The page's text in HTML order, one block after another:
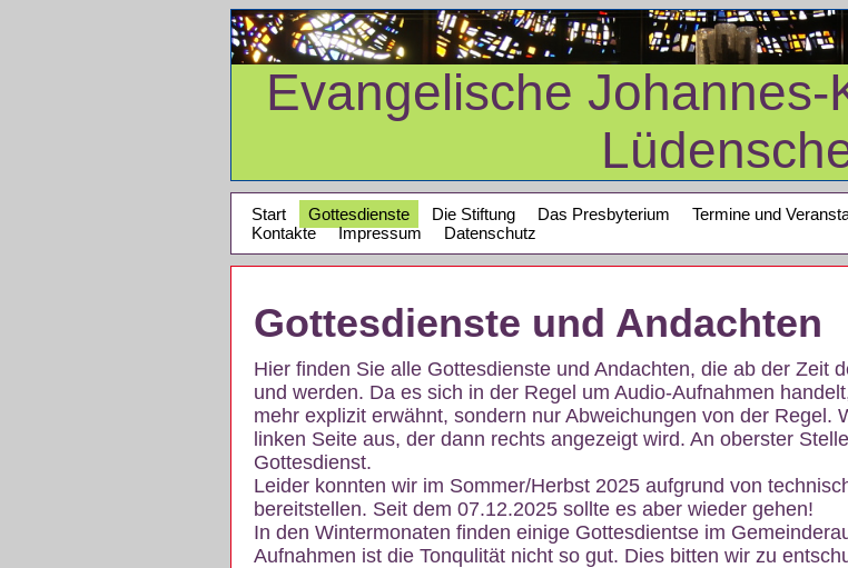
Evangelische
Start Gottesdienste Die Stiftung Das Presbyterium Termine und
Kontakte
Impressum Datenschutz
Gottesdienste und Andachten
Hier finden Sie alle Gottesdienste und Andachten, die ab der Zeit
und werden. Da es sich in der Regel um Audio-Aufnahmen
mehr explizit erwähnt, sondern nur Abweichungen von der Regel.
linken Seite aus, der dann rechts angezeigt wird. An oberster
Gottesdienst.
Leider konnten wir im Sommer/Herbst 2025 aufgrund von
bereitstellen. Seit dem 07.12.2025 sollte es aber wieder gehen!
In den Wintermonaten finden einige Gottesdientse im
Aufnahmen ist die Tonqulität nicht so gut. Dies bitten wir zu